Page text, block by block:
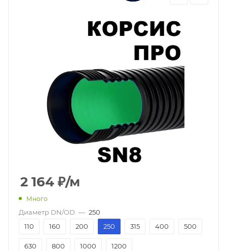
2 164 ₽/м
Много
Диаметр DN/OD — 250
110
160 200 250 315 400 500
630 800 1000 1200